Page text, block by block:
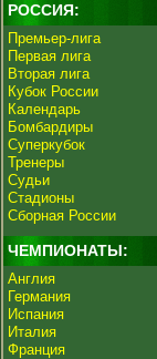
РОССИЯ:
Премьер-лига
Первая лига
Вторая лига
Кубок России
Календарь
Бомбардиры
Суперкубок
Тренеры
Судьи
Стадионы
Сборная России
ЧЕМПИОНАТЫ:
Англия
Германия
Испания
Италия
Франция